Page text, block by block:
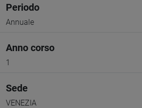
Periodo
Annuale
Anno corso
1
Sede
VENEZIA